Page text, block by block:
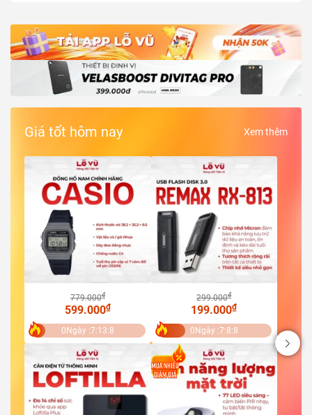
Giá tốt hôm nay Xem thêm
779.000₫
599.000₫
0Ngày :7:13:6
299.000₫
199.000₫
0Ngày :7:8:6